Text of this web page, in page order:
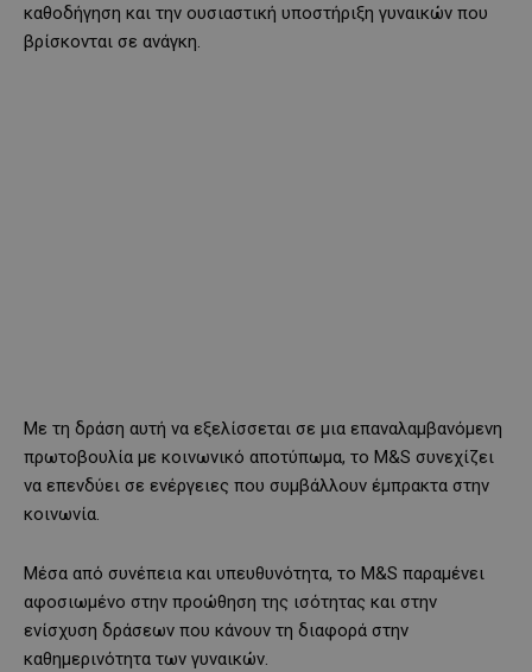
καθοδήγηση και την ουσιαστική υποστήριξη γυναικών που
βρίσκονται σε ανάγκη.
Με τη δράση αυτή να εξελίσσεται σε μια επαναλαμβανόμενη
πρωτοβουλία με κοινωνικό αποτύπωμα, το M&S συνεχίζει
να επενδύει σε ενέργειες που συμβάλλουν έμπρακτα στην
κοινωνία.
Μέσα από συνέπεια και υπευθυνότητα, το M&S παραμένει
αφοσιωμένο στην προώθηση της ισότητας και στην
ενίσχυση δράσεων που κάνουν τη διαφορά στην
καθημερινότητα των γυναικών.